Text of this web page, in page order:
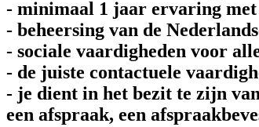
- minimaal 1 jaar ervaring met
- beheersing van de
- sociale vaardigheden voor
- de juiste contactuele
- je dient in het bezit te zijn
een afspraak, een